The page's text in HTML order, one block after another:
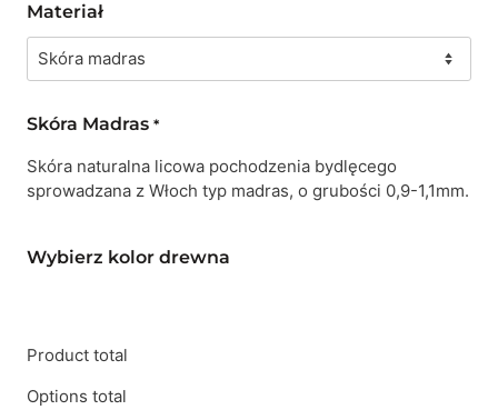
Materiał
Skóra Madras *
Skóra naturalna licowa pochodzenia bydlęcego
sprowadzana z Włoch typ madras, o grubości 0,9-1,1mm.
Wybierz kolor drewna
Product total
Options total